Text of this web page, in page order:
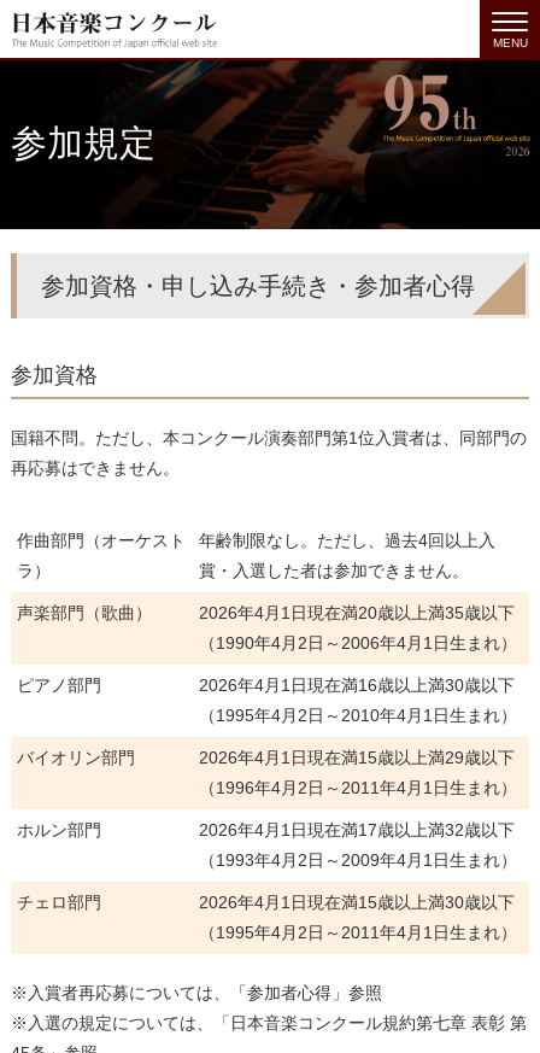
MENU
参加規定
参加資格・申し込み手続き・参加者心得
参加資格
国籍不問。ただし、本コンクール演奏部門第1位入賞者は、同部門の
再応募はできません。
作曲部門（オーケスト
ラ）
年齢制限なし。ただし、過去4回以上入
賞・入選した者は参加できません。
声楽部門（歌曲）
2026年4月1日現在満20歳以上満35歳以下
（1990年4月2日～2006年4月1日生まれ）
ピアノ部門
2026年4月1日現在満16歳以上満30歳以下
（1995年4月2日～2010年4月1日生まれ）
バイオリン部門
2026年4月1日現在満15歳以上満29歳以下
（1996年4月2日～2011年4月1日生まれ）
ホルン部門
2026年4月1日現在満17歳以上満32歳以下
（1993年4月2日～2009年4月1日生まれ）
チェロ部門
2026年4月1日現在満15歳以上満30歳以下
（1995年4月2日～2011年4月1日生まれ）
※入賞者再応募については、「参加者心得」参照
※入選の規定については、「日本音楽コンクール規約第七章 表彰 第